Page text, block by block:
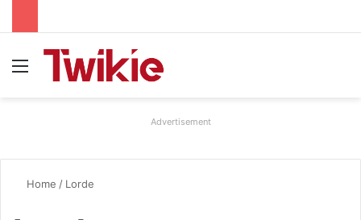
Advertisement
Home / Lorde